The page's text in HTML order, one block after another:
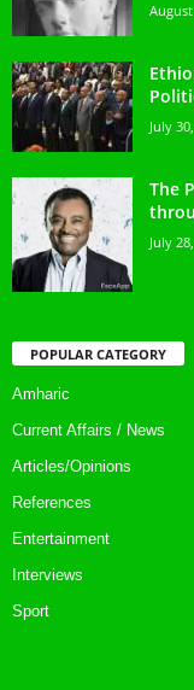
July
The
July
POPULAR CATEGORY
Amharic
Current Affairs / News
Articles/Opinions
References
Entertainment
Interviews
Sport